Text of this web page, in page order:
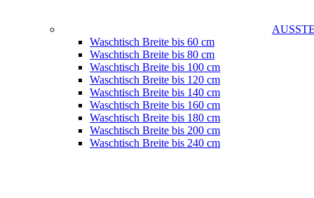
Waschtisch Breite bis 60 cm
Waschtisch Breite bis 80 cm
Waschtisch Breite bis 100 cm
Waschtisch Breite bis 120 cm
Waschtisch Breite bis 140 cm
Waschtisch Breite bis 160 cm
Waschtisch Breite bis 180 cm
Waschtisch Breite bis 200 cm
Waschtisch Breite bis 240 cm